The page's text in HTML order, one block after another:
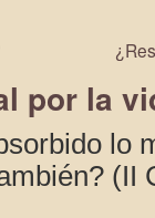
por la
lo
(II